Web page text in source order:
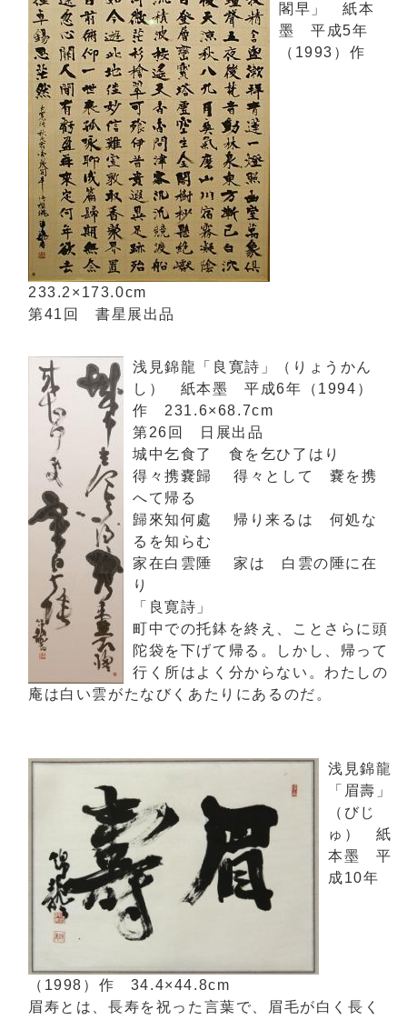
閣早」 紙本
墨 平成5年
（1993）作
233.2×173.0cm
第41回 書星展出品
浅見錦龍「良寛詩」（りょうかん
し） 紙本墨 平成6年（1994）
作 231.6×68.7cm
第26回 日展出品
城中乞食了 食を乞ひ了はり
得々携嚢歸 得々として 嚢を携
へて帰る
歸來知何處 帰り来るは 何処な
るを知らむ
家在白雲陲 家は 白雲の陲に在
り
「良寛詩」
町中での托鉢を終え、ことさらに頭
陀袋を下げて帰る。しかし、帰って
行く所はよく分からない。わたしの
庵は白い雲がたなびくあたりにあるのだ。
浅見錦龍
「眉壽」
（びじ
ゅ） 紙
本墨 平
成10年
（1998）作 34.4×44.8cm
眉寿とは、長寿を祝った言葉で、眉毛が白く長く